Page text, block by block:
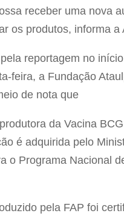
receber uma nova
os produtos, informa a
reportagem no
feira, a Fundação
de nota que
da Vacina
é adquirida pelo
o Programa Nacional
pela FAP foi